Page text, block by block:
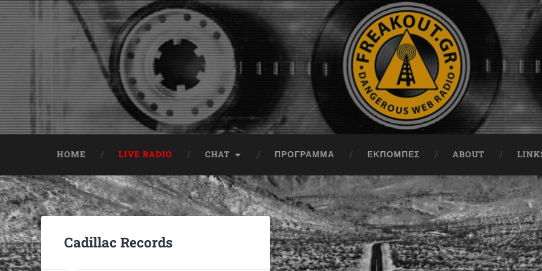
HOME LIVE RADIO CHAT ΠΡΟΓΡΑΜΜΑ ΕΚΠΟΜΠΈΣ ABOUT
Cadillac Records